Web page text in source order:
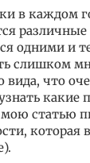
в каждом
одними и
слишком
вида, что
какие
мою статью
которая